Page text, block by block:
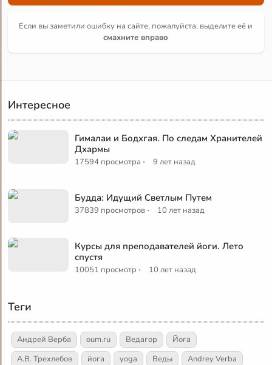
Если вы заметили ошибку на сайте, пожалуйста, выделите её и
смахните вправо
Интересное
Гималаи и Бодхгая. По следам Хранителей
Дхармы
17594 просмотра · 9 лет назад
Будда: Идущий Светлым Путем
37839 просмотров · 10 лет назад
Курсы для преподавателей йоги. Лето
спустя
10051 просмотр · 10 лет назад
Теги
Андрей Верба oum.ru Ведагор
Йога
А.В. Трехлебов
йога yoga Веды
Andrey Verba